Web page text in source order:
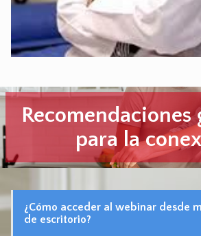
Recomendaciones
para la
¿Cómo acceder al webinar desde
de escritorio?